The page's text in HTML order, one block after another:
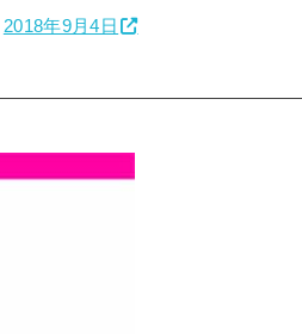
2018年9月4日